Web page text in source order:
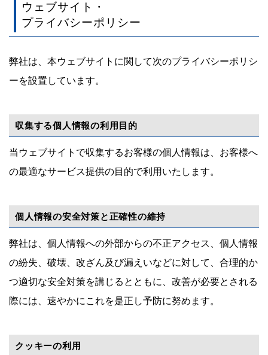
ウェブサイト・
プライバシーポリシー
弊社は、本ウェブサイトに関して次のプライバシーポリシ
ーを設置しています。
収集する個人情報の利用目的
当ウェブサイトで収集するお客様の個人情報は、お客様へ
の最適なサービス提供の目的で利用いたします。
個人情報の安全対策と正確性の維持
弊社は、個人情報への外部からの不正アクセス、個人情報
の紛失、破壊、改ざん及び漏えいなどに対して、合理的か
つ適切な安全対策を講じるとともに、改善が必要とされる
際には、速やかにこれを是正し予防に努めます。
クッキーの利用